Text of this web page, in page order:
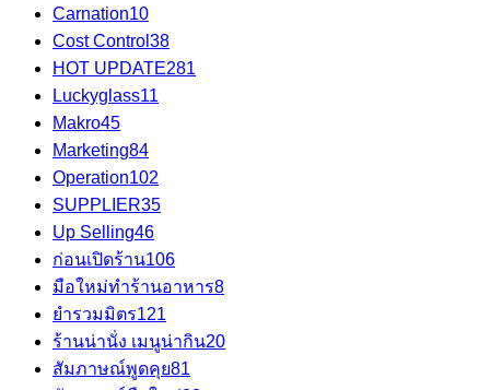
Carnation10
Cost Control 38
HOT UPDATE281
Luckyglass11
Makro45
Marketing84
Operation102
SUPPLIER35
Up Selling46
ก่อนเปิดร้าน106
มือใหม่ทำร้านอาหาร8
ยำรวมมิตร121
ร้านน่านั่ง เมนูน่ากิน20
สัมภาษณ์พูดคุย81